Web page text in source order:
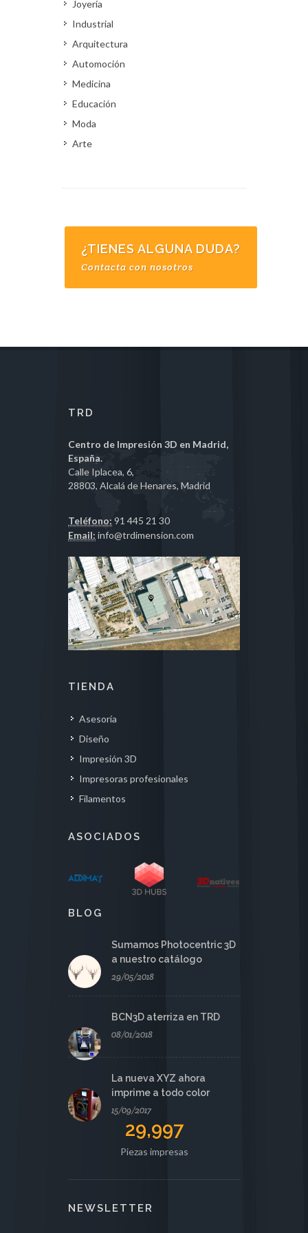
Joyería
Industrial
Arquitectura
Automoción
Medicina
Educación
Moda
Arte
¿TIENES ALGUNA DUDA?
Contacta con nosotros
TRD
Centro de Impresión 3D en Madrid,
España.
Calle Iplacea, 6,
28803, Alcalá de Henares, Madrid
Teléfono: 91 445 21 30
Email: info@trdimension.com
TIENDA
Asesoría
Diseño
Impresión 3D
Impresoras profesionales
Filamentos
ASOCIADOS
BLOG
Sumamos Photocentric 3D
a nuestro catálogo
29/05/2018
BCN3D aterriza en TRD
08/01/2018
La nueva XYZ ahora
imprime a todo color
15/09/2017
29,997
Piezas impresas
NEWSLETTER